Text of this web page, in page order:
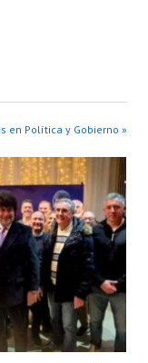
en Política y Gobierno »